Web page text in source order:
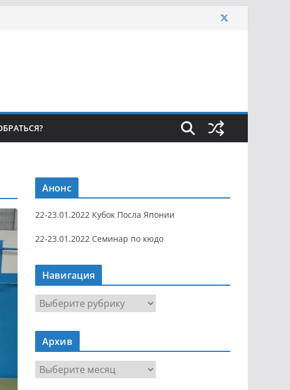
Анонс
22-23.01.2022 Кубок Посла Японии
22-23.01.2022 Семинар по кюдо
Навигация
Н
а
в
г
Архив
р